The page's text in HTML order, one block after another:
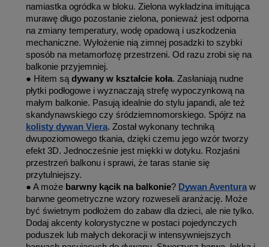
namiastka ogródka w bloku. Zielona wykładzina imitująca
murawę długo pozostanie zielona, ponieważ jest odporna
na zmiany temperatury, wodę opadową i uszkodzenia
mechaniczne. Wyłożenie nią zimnej posadzki to szybki
sposób na metamorfozę przestrzeni. Od razu zrobi się na
balkonie przyjemniej.
● Hitem sądywany w kształcie koła. Zasłaniają nudne
płytki podłogowe i wyznaczają strefę wypoczynkową na
małym balkonie. Pasują idealnie do stylu japandi, ale też
skandynawskiego czy śródziemnomorskiego. Spójrz na
kolisty dywan Viera. Został wykonany techniką
dwupoziomowego tkania, dzięki czemu jego wzór tworzy
efekt 3D. Jednocześnie jest miękki w dotyku. Rozjaśni
przestrzeń balkonu i sprawi, że taras stanie się
przytulniejszy.
● A może barwny kącik na balkonie? Dywan Aventura w
barwne geometryczne wzory rozweseli aranżację. Może
być świetnym podłożem do zabaw dla dzieci, ale nie tylko.
Dodaj akcenty kolorystyczne w postaci pojedynczych
poduszek lub małych dekoracji w intensywniejszych